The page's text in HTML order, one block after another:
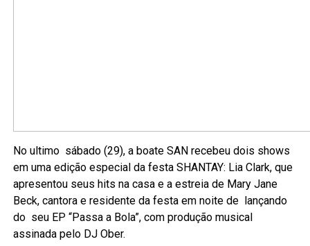
No ultimo sábado (29), a boate SAN recebeu dois shows
em uma edição especial da festa SHANTAY: Lia Clark, que
apresentou seus hits na casa e a estreia de Mary Jane
Beck, cantora e residente da festa em noite de lançando
do seu EP “Passa a Bola”, com produção musical
assinada pelo DJ Ober.